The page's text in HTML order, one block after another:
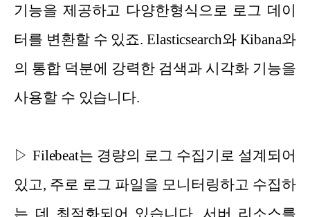
기능을 제공하고 다양한형식으로 로그 데이
터를 변환할 수 있죠. Elasticsearch와 Kibana와
의 통합 덕분에 강력한 검색과 시각화 기능을
사용할 수 있습니다.
▷ Filebeat는 경량의 로그 수집기로 설계되어
있고, 주로 로그 파일을 모니터링하고 수집하
는 데 최적화되어 있습니다. 서버 리소스를